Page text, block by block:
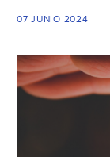
07 JUNIO 2024